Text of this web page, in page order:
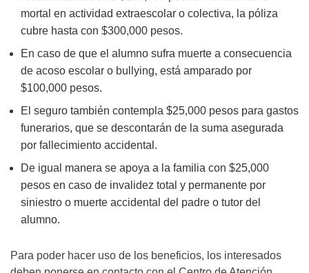
mortal en actividad extraescolar o colectiva, la póliza
cubre hasta con $300,000 pesos.
En caso de que el alumno sufra muerte a consecuencia
de acoso escolar o bullying, está amparado por
$100,000 pesos.
El seguro también contempla $25,000 pesos para gastos
funerarios, que se descontarán de la suma asegurada
por fallecimiento accidental.
De igual manera se apoya a la familia con $25,000
pesos en caso de invalidez total y permanente por
siniestro o muerte accidental del padre o tutor del
alumno.
Para poder hacer uso de los beneficios, los interesados